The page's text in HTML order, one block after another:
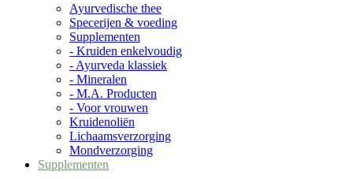
Ayurvedische thee
Specerijen & voeding
Supplementen
- Kruiden enkelvoudig
- Ayurveda klassiek
- Mineralen
- M.A. Producten
- Voor vrouwen
Kruidenoliën
Lichaamsverzorging
Mondverzorging
Supplementen